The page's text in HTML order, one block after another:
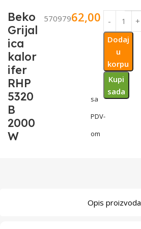
Beko
Grijal
ica
kalor
ifer
RHP
5320
B
2000
W
57097962,00
sa
PDV-
om
Dodaj
u
korpu
Kupi
sada
Opis proizvoda